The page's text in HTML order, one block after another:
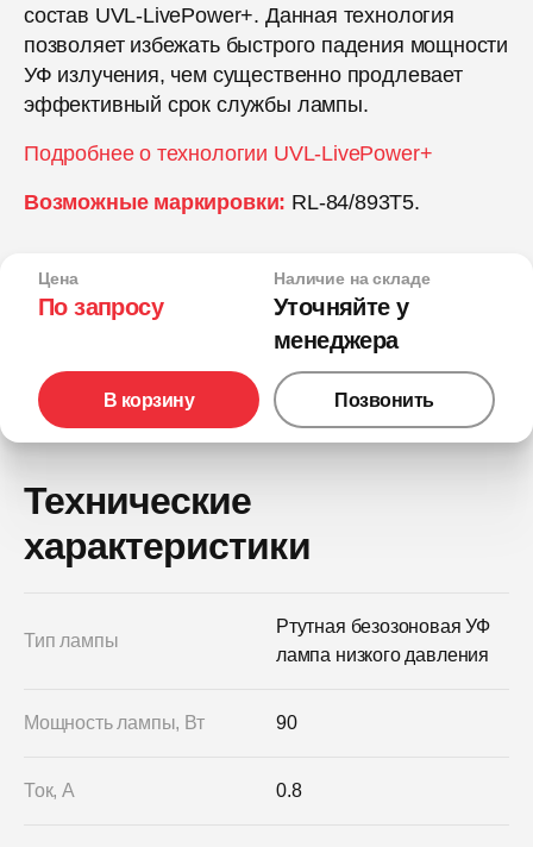
состав UVL-LivePower+. Данная технология
позволяет избежать быстрого падения мощности
УФ излучения, чем существенно продлевает
эффективный срок службы лампы.
Подробнее о технологии UVL-LivePower+
Возможные маркировки: RL-84/893T5.
Цена
По запросу
Наличие на складе
Уточняйте у
менеджера
В корзину Позвонить
Технические
характеристики
Тип лампы
Ртутная безозоновая УФ
лампа низкого давления
Мощность лампы, Вт 90
Ток, А 0.8